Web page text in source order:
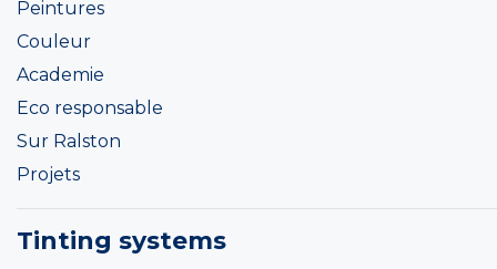
Peintures
Couleur
Academie
Eco responsable
Sur Ralston
Projets
Tinting systems